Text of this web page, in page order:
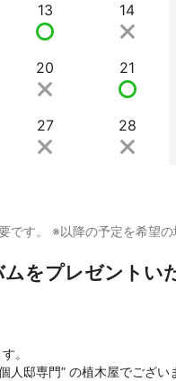
13 14
20 21
27 28
です。 ※以降の予定を希望の
をプレゼントい
。
邸専門” の植木屋でござい